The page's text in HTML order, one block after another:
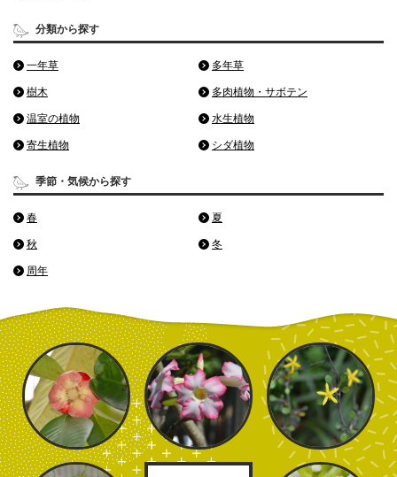
分類から探す
一年草 多年草
樹木 多肉植物・サボテン
温室の植物 水生植物
寄生植物 シダ植物
季節・気候から探す
春 夏
秋 冬
周年